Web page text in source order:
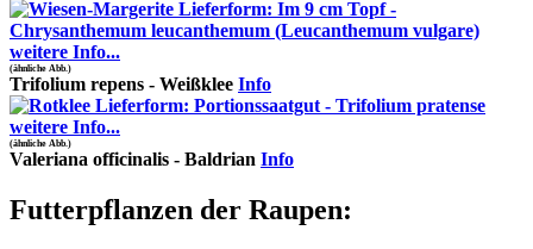
weitere Info...
(ähnliche Abb.)
Trifolium repens - Weißklee Info
weitere Info...
(ähnliche Abb.)
Valeriana officinalis - Baldrian Info
Futterpflanzen der Raupen: